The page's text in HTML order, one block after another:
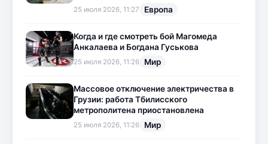
25 июля 2026, 11:27 Европа
Когда и где смотреть бой Магомеда
Анкалаева и Богдана Гуськова
25 июля 2026, 11:26 Мир
Массовое отключение электричества в
Грузии: работа Тбилисского
метрополитена приостановлена
25 июля 2026, 11:26 Мир